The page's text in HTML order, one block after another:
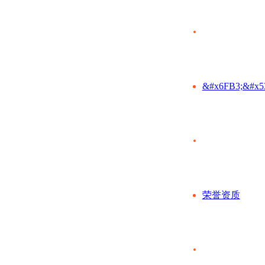
荣誉资质